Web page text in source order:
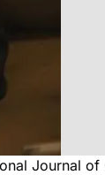
Journal